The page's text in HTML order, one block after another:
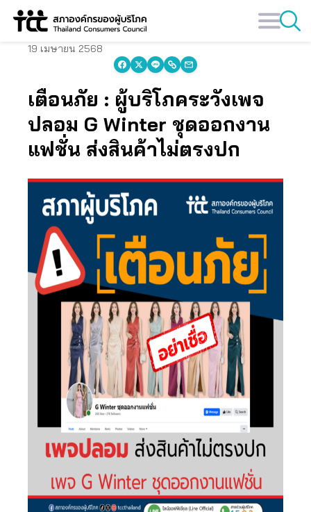
Skip
19 เมษายน 2568
เตือนภัย : ผู้บริโภคระวังเพจ
ปลอม G Winter ชุดออกงาน
แฟชั่น ส่งสินค้าไม่ตรงปก